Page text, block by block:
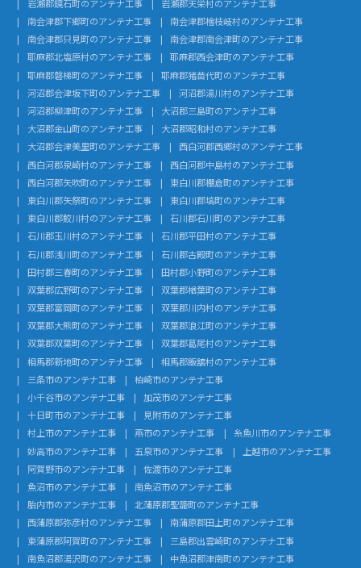
岩瀬郡鏡石町のアンテナ工事
岩瀬郡天栄村のアンテナ工事
南会津郡下郷町のアンテナ工事
南会津郡檜枝岐村のアンテナ工事
南会津郡只見町のアンテナ工事
南会津郡南会津町のアンテナ工事
耶麻郡北塩原村のアンテナ工事
耶麻郡西会津町のアンテナ工事
耶麻郡磐梯町のアンテナ工事
耶麻郡猪苗代町のアンテナ工事
河沼郡会津坂下町のアンテナ工事
河沼郡湯川村のアンテナ工事
河沼郡柳津町のアンテナ工事
大沼郡三島町のアンテナ工事
大沼郡金山町のアンテナ工事
大沼郡昭和村のアンテナ工事
大沼郡会津美里町のアンテナ工事
西白河郡西郷村のアンテナ工事
西白河郡泉崎村のアンテナ工事
西白河郡中島村のアンテナ工事
西白河郡矢吹町のアンテナ工事
東白川郡棚倉町のアンテナ工事
東白川郡矢祭町のアンテナ工事
東白川郡塙町のアンテナ工事
東白川郡鮫川村のアンテナ工事
石川郡石川町のアンテナ工事
石川郡玉川村のアンテナ工事
石川郡平田村のアンテナ工事
石川郡浅川町のアンテナ工事
石川郡古殿町のアンテナ工事
田村郡三春町のアンテナ工事
田村郡小野町のアンテナ工事
双葉郡広野町のアンテナ工事
双葉郡楢葉町のアンテナ工事
双葉郡富岡町のアンテナ工事
双葉郡川内村のアンテナ工事
双葉郡大熊町のアンテナ工事
双葉郡浪江町のアンテナ工事
双葉郡双葉町のアンテナ工事
双葉郡葛尾村のアンテナ工事
相馬郡新地町のアンテナ工事
相馬郡飯舘村のアンテナ工事
三条市のアンテナ工事
柏崎市のアンテナ工事
小千谷市のアンテナ工事
加茂市のアンテナ工事
十日町市のアンテナ工事
見附市のアンテナ工事
村上市のアンテナ工事
燕市のアンテナ工事
糸魚川市のアンテナ工事
妙高市のアンテナ工事
五泉市のアンテナ工事
上越市のアンテナ工事
阿賀野市のアンテナ工事
佐渡市のアンテナ工事
魚沼市のアンテナ工事
南魚沼市のアンテナ工事
胎内市のアンテナ工事
北蒲原郡聖籠町のアンテナ工事
西蒲原郡弥彦村のアンテナ工事
南蒲原郡田上町のアンテナ工事
東蒲原郡阿賀町のアンテナ工事
三島郡出雲崎町のアンテナ工事
南魚沼郡湯沢町のアンテナ工事
中魚沼郡津南町のアンテナ工事